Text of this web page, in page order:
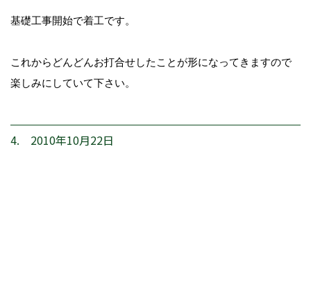
基礎工事開始で着工です。
これからどんどんお打合せしたことが形になってきますので
楽しみにしていて下さい。
4. 2010年10月22日